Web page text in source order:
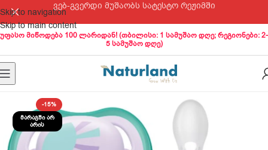
Skip to navigation
Skip to main content
ვებ-გვერდი მუშაობს სატესტო რეჟიმში
უფასო მიწოდება 100 ლარიდან! (თბილისი: 1 სამუშაო დღე; რეგიონები: 2-
5 სამუშაო დღე)
-15%
ᲛᲐᲠᲐᲒᲨᲘ ᲐᲠ
ᲐᲠᲘᲡ